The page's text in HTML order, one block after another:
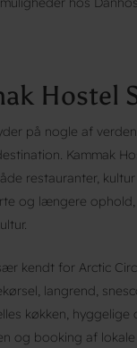
Hostel
på nogle af
Kammak
restauranter,
og længere ophold,
kendt for Arctic
langrend,
køkken,
og booking af lokale